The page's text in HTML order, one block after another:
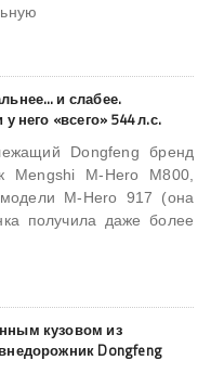
и слабее.
него «всего» 544 л.с.
Dongfeng бренд
Mengshi M-Hero M800,
M-Hero 917 (она
получила даже более
кузовом из
Dongfeng